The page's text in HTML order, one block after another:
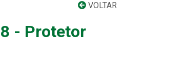
VOLTAR
- Protetor